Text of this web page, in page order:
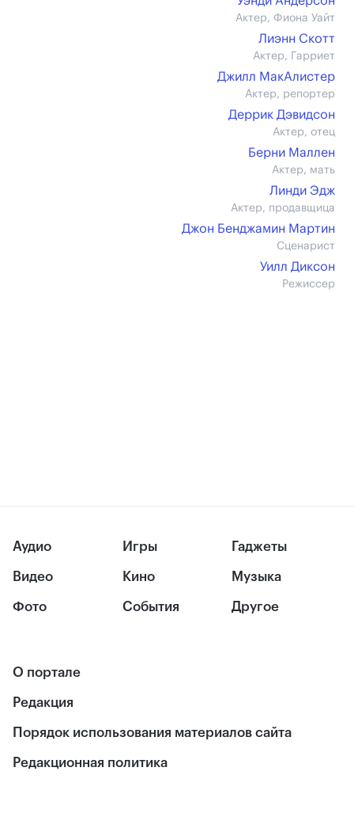
Актер, Фиона Уайт
Лиэнн Скотт
Актер, Гарриет
Джилл МакАлистер
Актер, репортер
Деррик Дэвидсон
Актер, отец
Берни Маллен
Актер, мать
Линди Эдж
Актер, продавщица
Джон Бенджамин Мартин
Сценарист
Уилл Диксон
Режиссер
Аудио
Видео
Фото
Игры
Кино
События
Гаджеты
Музыка
Другое
О портале
Редакция
Порядок использования материалов сайта
Редакционная политика